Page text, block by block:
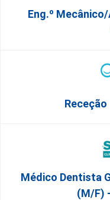
Eng.º
Receção
Médico Dentista
(M/F)